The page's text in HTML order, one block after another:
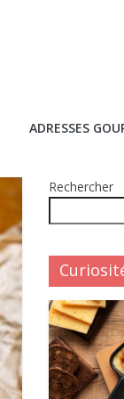
ADRESSES
Rechercher